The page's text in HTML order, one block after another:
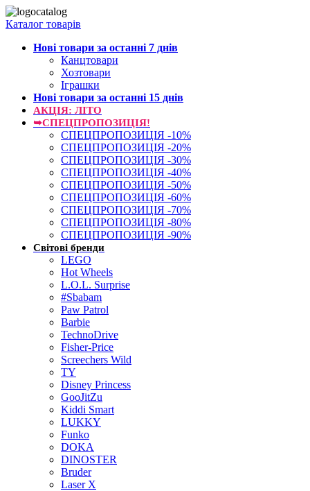
Каталог товарів
Нові товари за останнi 7 днiв
Канцтовари
Хозтовари
Іграшки
Нові товари за останнi 15 днiв
АКЦІЯ: ЛІТО
➥СПЕЦПРОПОЗИЦІЯ!
СПЕЦПРОПОЗИЦІЯ -10%
СПЕЦПРОПОЗИЦІЯ -20%
СПЕЦПРОПОЗИЦІЯ -30%
СПЕЦПРОПОЗИЦІЯ -40%
СПЕЦПРОПОЗИЦІЯ -50%
СПЕЦПРОПОЗИЦІЯ -60%
СПЕЦПРОПОЗИЦІЯ -70%
СПЕЦПРОПОЗИЦІЯ -80%
СПЕЦПРОПОЗИЦІЯ -90%
Світові бренди
LEGO
Hot Wheels
L.O.L. Surprise
#Sbabam
Paw Patrol
Barbie
TechnoDrive
Fisher-Price
Screechers Wild
TY
Disney Princess
GooJitZu
Kiddi Smart
LUKKY
Funko
DOKA
DINOSTER
Bruder
Laser X